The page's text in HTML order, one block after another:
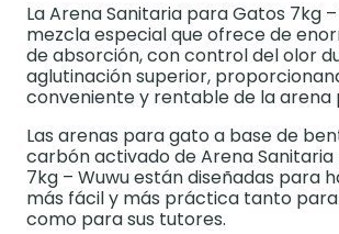
La Arena Sanitaria para Gatos 7kg
mezcla especial que ofrece de
de absorción, con control del olor
aglutinación superior,
conveniente y rentable de la arena
Las arenas para gato a base de
carbón activado de Arena
7kg – Wuwu están diseñadas para
más fácil y más práctica tanto
como para sus tutores.